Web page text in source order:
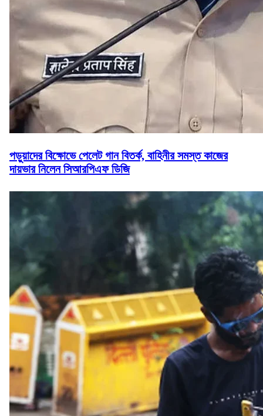
পড়ুয়াদের বিক্ষোভে পেলেট গান বিতর্ক, বাহিনীর সমস্ত কাজের
দায়ভার নিলেন সিআরপিএফ ডিজি